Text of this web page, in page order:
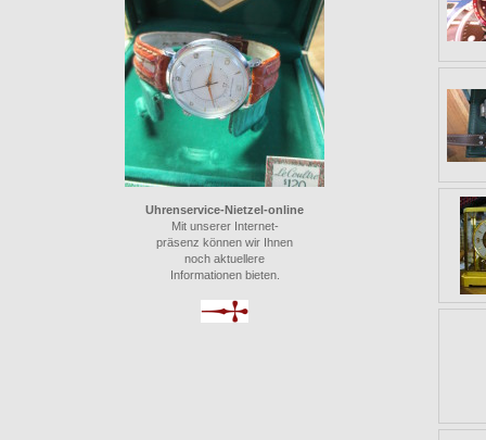
Uhrenservice-Nietzel-online
Mit unserer Internet-
präsenz können wir Ihnen
noch aktuellere
Informationen bieten.